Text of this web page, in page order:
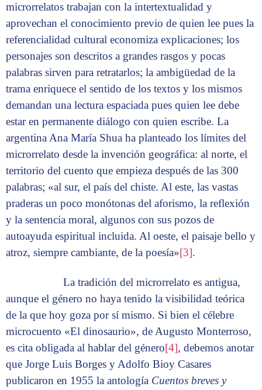
microrrelatos trabajan con la intertextualidad y
aprovechan el conocimiento previo de quien lee pues la
referencialidad cultural economiza explicaciones; los
personajes son descritos a grandes rasgos y pocas
palabras sirven para retratarlos; la ambigüedad de la
trama enriquece el sentido de los textos y los mismos
demandan una lectura espaciada pues quien lee debe
estar en permanente diálogo con quien escribe. La
argentina Ana María Shua ha planteado los límites del
microrrelato desde la invención geográfica: al norte, el
territorio del cuento que empieza después de las 300
palabras; «al sur, el país del chiste. Al este, las vastas
praderas un poco monótonas del aforismo, la reflexión
y la sentencia moral, algunos con sus pozos de
autoayuda espiritual incluida. Al oeste, el paisaje bello y
atroz, siempre cambiante, de la poesía»[3].
La tradición del microrrelato es antigua,
aunque el género no haya tenido la visibilidad teórica
de la que hoy goza por sí mismo. Si bien el célebre
microcuento «El dinosaurio», de Augusto Monterroso,
es cita obligada al hablar del género[4], debemos anotar
que Jorge Luis Borges y Adolfo Bioy Casares
publicaron en 1955 la antología Cuentos breves y